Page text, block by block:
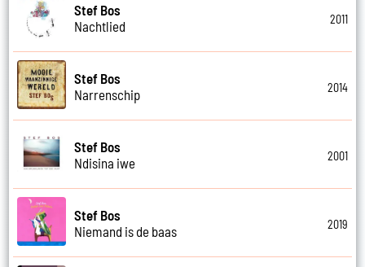
Stef Bos
Nachtlied
2011
Stef Bos
Narrenschip
2014
Stef Bos
Ndisina iwe
2001
Stef Bos
Niemand is de baas
2019